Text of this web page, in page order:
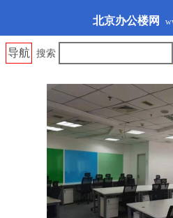
北京办公楼网
导航 搜索